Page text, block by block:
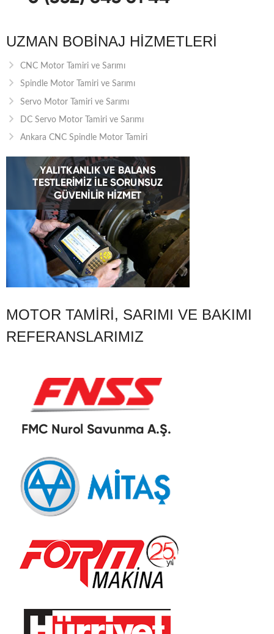
UZMAN BOBINAJ HIZMETLERI
CNC Motor Tamiri ve Sarımı
Spindle Motor Tamiri ve Sarımı
Servo Motor Tamiri ve Sarımı
DC Servo Motor Tamiri ve Sarımı
Ankara CNC Spindle Motor Tamiri
MOTOR TAMIRI, SARIMI VE BAKIMI
REFERANSLARIMIZ